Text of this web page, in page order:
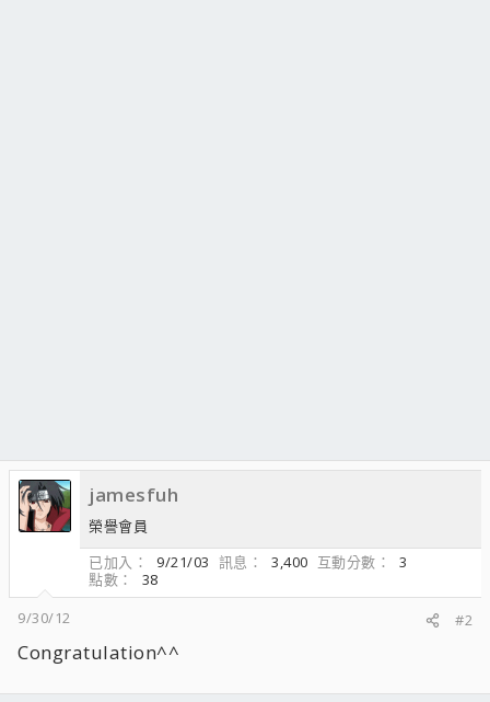
jamesfuh
榮譽會員
已加入
9/21/03 訊息 3,400 互動分數
3
點數
38
9/30/12
#2
Congratulation^^